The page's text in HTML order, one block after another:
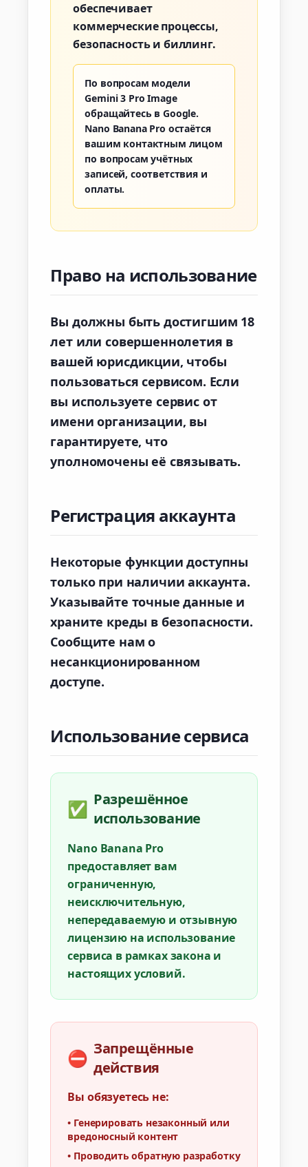
обеспечивает
коммерческие процессы,
безопасность и биллинг.
По вопросам модели
Gemini 3 Pro Image
обращайтесь в Google.
Nano Banana Pro остаётся
вашим контактным лицом
по вопросам учётных
записей, соответствия и
оплаты.
Право на использование
Вы должны быть достигшим 18
лет или совершеннолетия в
вашей юрисдикции, чтобы
пользоваться сервисом. Если
вы используете сервис от
имени организации, вы
гарантируете, что
уполномочены её связывать.
Регистрация аккаунта
Некоторые функции доступны
только при наличии аккаунта.
Указывайте точные данные и
храните креды в безопасности.
Сообщите нам о
несанкционированном
доступе.
Использование сервиса
✅ Разрешённое
использование
Nano Banana Pro
предоставляет вам
ограниченную,
неисключительную,
непередаваемую и отзывную
лицензию на использование
сервиса в рамках закона и
настоящих условий.
⛔ Запрещённые
действия
Вы обязуетесь не:
• Генерировать незаконный или
вредоносный контент
• Проводить обратную разработку